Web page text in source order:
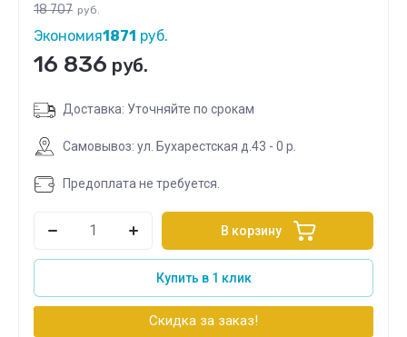
18 707 руб.
Экономия1871 руб.
16 836 руб.
Доставка: Уточняйте по срокам
Самовывоз: ул. Бухарестская д.43 - 0 р.
Предоплата не требуется.
В корзину
Купить в 1 клик
Скидка за заказ!